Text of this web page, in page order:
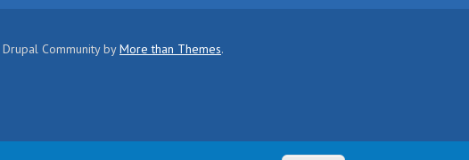
Community byMore than Themes.